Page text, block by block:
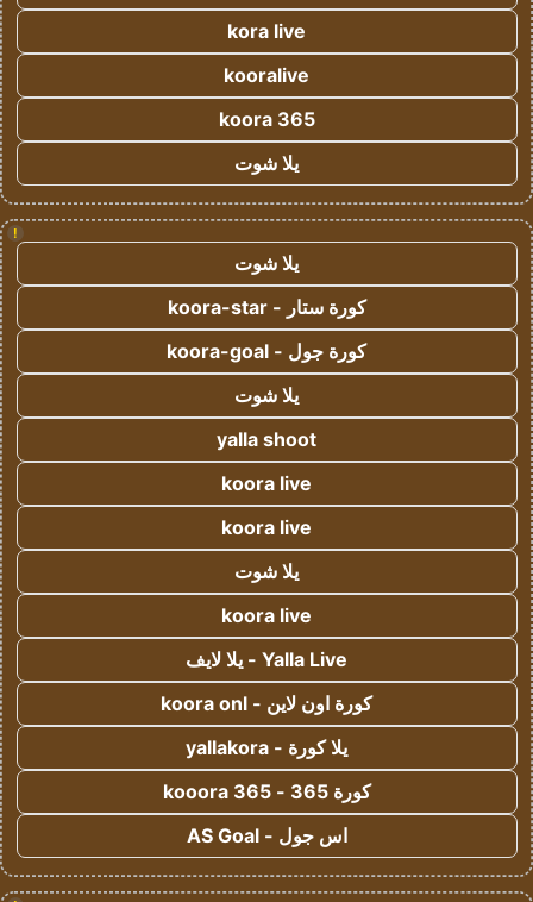
kora live
kooralive
koora 365
يلا شوت
!
يلا شوت
كورة ستار - koora-star
كورة جول - koora-goal
يلا شوت
yalla shoot
koora live
koora live
يلا شوت
koora live
Yalla Live - يلا لايف
كورة اون لاين - koora onl
يلا كورة - yallakora
كورة 365 - kooora 365
اس جول - AS Goal